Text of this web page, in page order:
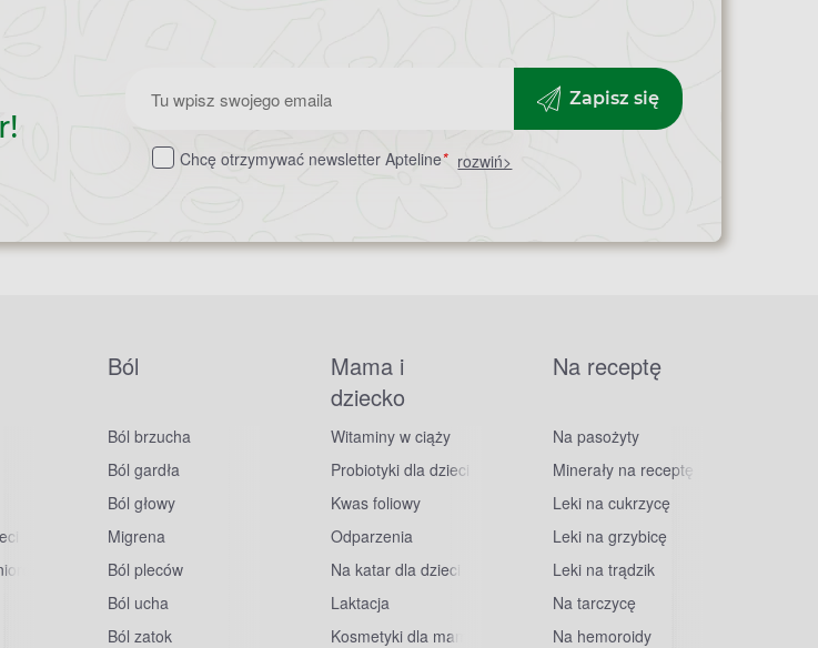
Zapisz
do
Zapisz się
Chcę otrzymywać newsletter Apteline* rozwiń>
Ból
Ból brzucha
Ból gardła
Ból głowy
Migrena
Ból pleców
Ból ucha
Ból zatok
Mama i
dziecko
Witaminy w ciąży
Probiotyki dla dzieci
Kwas foliowy
Odparzenia
Na katar dla dzieci
Laktacja
Kosmetyki dla mam
Na receptę
Na pasożyty
Minerały na receptę
Leki na cukrzycę
Leki na grzybicę
Leki na trądzik
Na tarczycę
Na hemoroidy